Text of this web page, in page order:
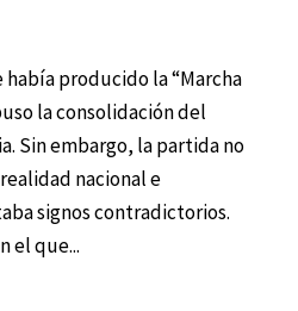
había producido la “Marcha
la consolidación del
Sin embargo, la partida no
nacional e
signos contradictorios.
el que...